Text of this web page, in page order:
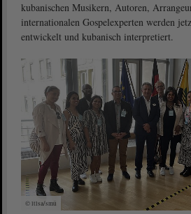
kubanischen Musikern, Autoren,
internationalen Gospelexperten werden
entwickelt und kubanisch interpretiert.
© ltlsa/smü